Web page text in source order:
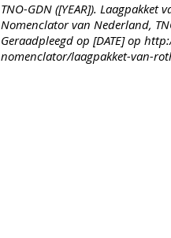
TNO-GDN ([YEAR]).
Nomenclator van Nederland,
Geraadpleegd op [DATE] op
nomenclator/laagpakket-van-